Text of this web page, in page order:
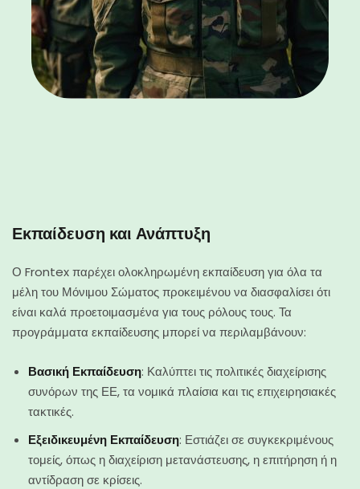
Εκπαίδευση και Ανάπτυξη
Ο Frontex παρέχει ολοκληρωμένη εκπαίδευση για όλα τα
μέλη του Μόνιμου Σώματος προκειμένου να διασφαλίσει ότι
είναι καλά προετοιμασμένα για τους ρόλους τους. Τα
προγράμματα εκπαίδευσης μπορεί να περιλαμβάνουν:
Βασική Εκπαίδευση: Καλύπτει τις πολιτικές διαχείρισης
συνόρων της ΕΕ, τα νομικά πλαίσια και τις επιχειρησιακές
τακτικές.
Εξειδικευμένη Εκπαίδευση: Εστιάζει σε συγκεκριμένους
τομείς, όπως η διαχείριση μετανάστευσης, η επιτήρηση ή η
αντίδραση σε κρίσεις.